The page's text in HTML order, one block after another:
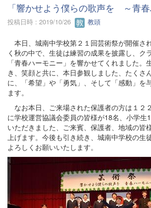
「響かせよう僕らの歌声を ～青春
投稿日時 : 2019/10/26 教頭
本日、城南中学校第２１回芸術祭が開催さ
く秋の中で、生徒は練習の成果を披露し、ク
「青春ハーモニー」を響かせてくれました。
き、笑顔と共に、本日参観しました、たくさ
に、「希望」や「勇気」、そして「感動」を
ます。
なお本日、ご来場された保護者の方は１２
に学校運営協議会委員の皆様が18名、小学生
いただきました、ご来賓、保護者、地域の皆
上げます。今後も引き続き、城南中学校の生
よろしくお願いいたします。